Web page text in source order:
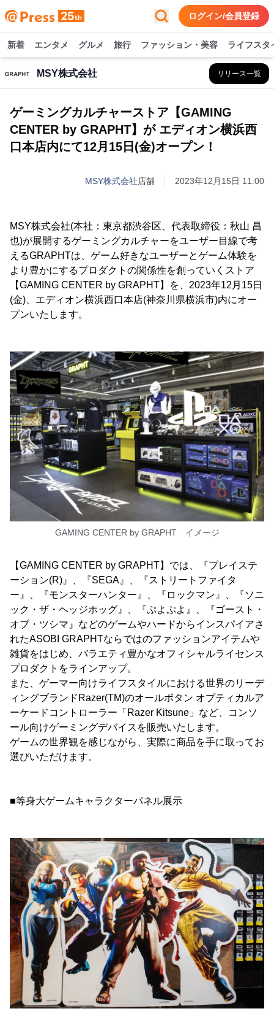
ログイン/会員登録
新着 エンタメ グルメ 旅行 ファッション・美容 ライフスタ
MSY株式会社 リリース一覧
ゲーミングカルチャーストア【GAMING
CENTER by GRAPHT】が エディオン横浜西
口本店内にて12月15日(金)オープン！
MSY株式会社店舗 2023年12月15日 11:00
MSY株式会社(本社：東京都渋谷区、代表取締役：秋山 昌
也)が展開するゲーミングカルチャーをユーザー目線で考
えるGRAPHTは、ゲーム好きなユーザーとゲーム体験を
より豊かにするプロダクトの関係性を創っていくストア
【GAMING CENTER by GRAPHT】を、2023年12月15日
(金)、エディオン横浜西口本店(神奈川県横浜市)内にオー
プンいたします。
GAMING CENTER by GRAPHT イメージ
【GAMING CENTER by GRAPHT】では、『プレイステ
ーション(R)』、『SEGA』、『ストリートファイタ
ー』、『モンスターハンター』、『ロックマン』、『ソニ
ック・ザ・ヘッジホッグ』、『ぷよぷよ』、『ゴースト・
オブ・ツシマ』などのゲームやハードからインスパイアさ
れたASOBI GRAPHTならではのファッションアイテムや
雑貨をはじめ、バラエティ豊かなオフィシャルライセンス
プロダクトをラインアップ。
また、ゲーマー向けライフスタイルにおける世界のリーデ
ィングブランドRazer(TM)のオールボタン オプティカルア
ーケードコントローラー「Razer Kitsune」など、コンソ
ール向けゲーミングデバイスを販売いたします。
ゲームの世界観を感じながら、実際に商品を手に取ってお
選びいただけます。
■等身大ゲームキャラクターパネル展示